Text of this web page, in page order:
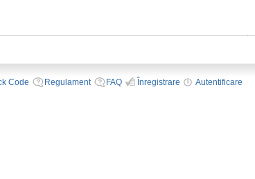
Code Regulament FAQ Înregistrare Autentificare